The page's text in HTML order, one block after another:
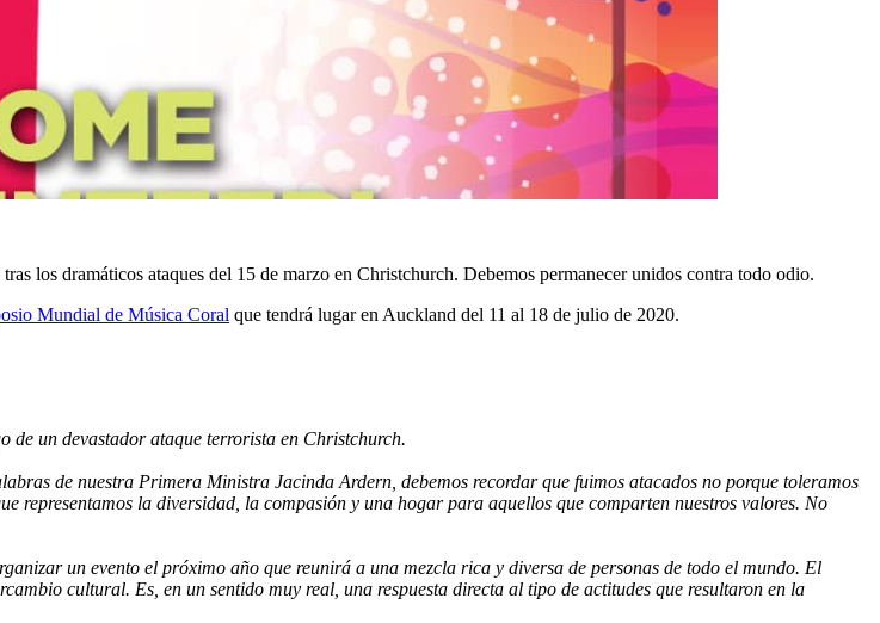
los dramáticos ataques del 15 de marzo en Christchurch. Debemos permanecer unidos contra todo odio.
Mundial de Música Coral que tendrá lugar en Auckland del 11 al 18 de julio de 2020.
de un devastador ataque terrorista en Christchurch.
de nuestra Primera Ministra Jacinda Ardern, debemos recordar que fuimos atacados no porque toleramos
representamos la diversidad, la compasión y una hogar para aquellos que comparten nuestros valores. No
un evento el próximo año que reunirá a una mezcla rica y diversa de personas de todo el mundo. El
cultural. Es, en un sentido muy real, una respuesta directa al tipo de actitudes que resultaron en la